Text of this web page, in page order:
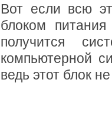
Вот если всю
блоком
получится
компьютерной
ведь этот блок